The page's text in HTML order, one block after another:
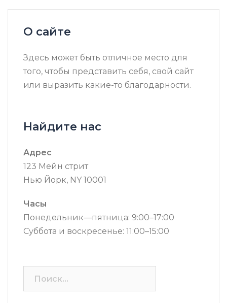
О сайте
Здесь может быть отличное место для
того, чтобы представить себя, свой сайт
или выразить какие-то благодарности.
Найдите нас
Адрес
123 Мейн стрит
Нью Йорк, NY 10001
Часы
Понедельник—пятница: 9:00–17:00
Суббота и воскресенье: 11:00–15:00